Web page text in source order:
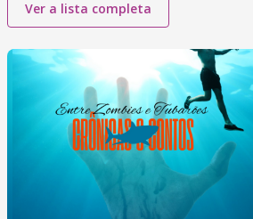
Ver a lista completa